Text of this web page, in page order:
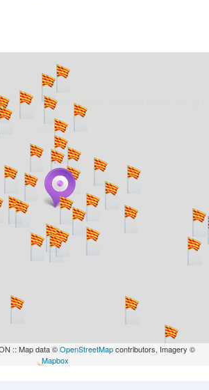
webs... un moment si us
plau
:: Map data ©OpenStreetMapcontributors, Imagery ©
Mapbox